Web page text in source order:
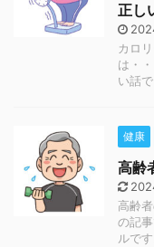
正し
カロ
は・
い話
健康
高齢
高齢
の記
ルで